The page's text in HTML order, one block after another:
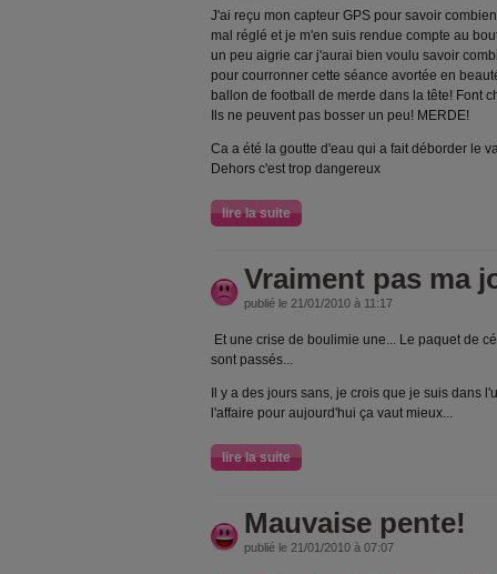
J'ai reçu mon capteur GPS pour savoir
mal réglé et je m'en suis rendue compte au
un peu aigrie car j'aurai bien voulu savoir
pour courronner cette séance avortée en
ballon de football de merde dans la tête! Font
Ils ne peuvent pas bosser un peu! MERDE!
Ca a été la goutte d'eau qui a fait déborder le
Dehors c'est trop dangereux
lire la suite
Vraiment pas ma
publié le 21/01/2010 à 11:17
Et une crise de boulimie une... Le paquet de
sont passés...
Il y a des jours sans, je crois que je suis dans
l'affaire pour aujourd'hui ça vaut mieux...
lire la suite
Mauvaise pente!
publié le 21/01/2010 à 07:07